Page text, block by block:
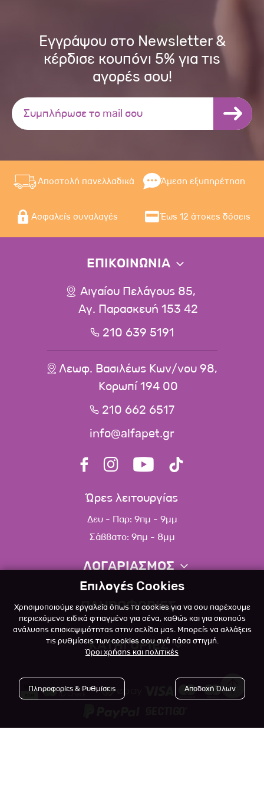
Εγγράψου στο Newsletter &
κέρδισε κουπόνι 5% για τις
αγορές σου!
Αποστολή πανελλαδικά Άμεση εξυπηρέτηση
Ασφαλείς συναλαγές Έως 12 άτοκες δόσεις
ΕΠΙΚΟΙΝΩΝΙΑ
Αιγαίου Πελάγους 85,
Αγ. Παρασκευή 153 42
210 639 5191
Λεωφ. Βασιλέως Κων/νου 98,
Κορωπί 194 00
210 662 6517
info@alfapet.gr
Ώρες λειτουργίας
Δευ - Παρ: 9πμ - 9μμ
Σάββατο: 9πμ - 8μμ
ΛΟΓΑΡΙΑΣΜΟΣ
Πληροφορίες λογαριασμού
Λίστα αγαπημένων
Πολιτική επιστροφών
ΠΛΗΡΟΦΟΡΙΕΣ
Σχετικά
Επικοινωνία
Blog
Όροι Χρήσης
Πολιτική Απορρήτου
ΚΑΤΗΓΟΡΙΕΣ
Επιλογές Cookies
Χρησιμοποιούμε εργαλεία όπως τα cookies για να σου παρέχουμε
περιεχόμενο ειδικά φτιαγμένο για σένα, καθώς και για σκοπούς
ανάλυσης επισκεψιμότητας στην σελίδα μας. Μπορείς να αλλάξεις
τις ρυθμίσεις των cookies σου ανά πάσα στιγμή.
Όροι χρήσης και πολιτικές
Πληροφορίες & Ρυθμίσεις Αποδοχή Όλων